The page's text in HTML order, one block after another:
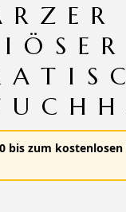
bis zum kostenlosen